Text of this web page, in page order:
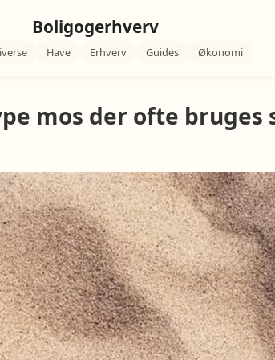
Boligogerhverv
Have Erhverv Guides Økonomi
mos der ofte bruges